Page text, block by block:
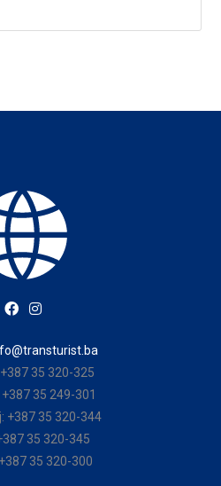
35 320-325
35 249-301
+387 35 320-344
35 320-345
35 320-300